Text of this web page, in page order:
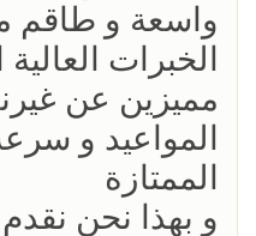
واسعة و طاقم
الخبرات العالية
مميزين عن
المواعيد و
الممتازة
و بهذا نحن